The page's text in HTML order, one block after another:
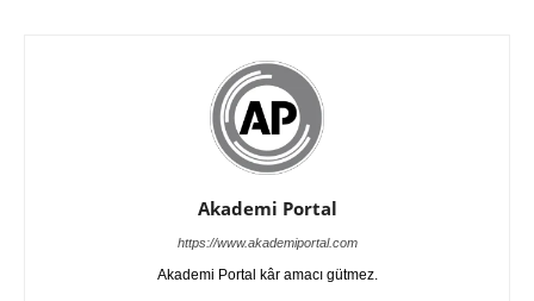
Akademi Portal
https://www.akademiportal.com
Akademi Portal kâr amacı gütmez.